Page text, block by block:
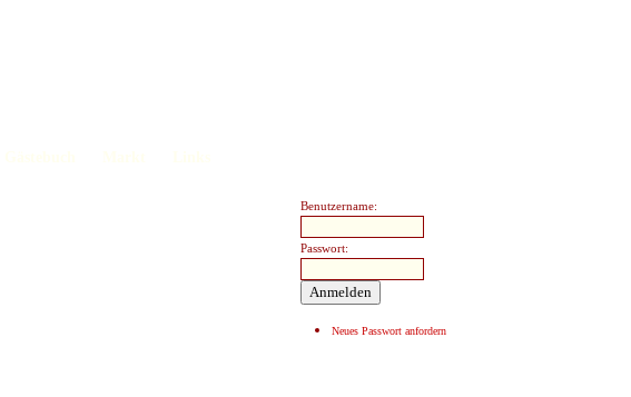
Benutzername:
Passwort:
Neues Passwort anfordern